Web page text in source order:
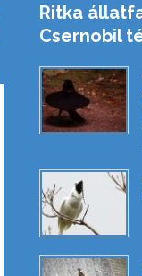
Ritka
Csernobil